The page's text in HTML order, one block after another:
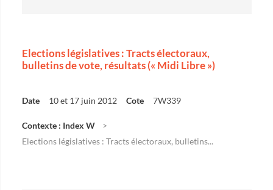
Elections législatives : Tracts électoraux,
bulletins de vote, résultats (« Midi Libre »)
Date 10 et 17 juin 2012 Cote 7W339
Contexte : Index W
Elections législatives : Tracts électoraux, bulletins...